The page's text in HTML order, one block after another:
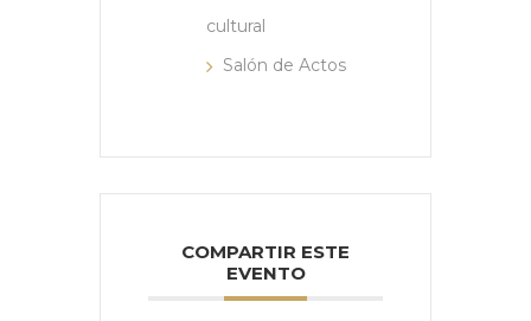
cultural
Salón de Actos
COMPARTIR ESTE
EVENTO